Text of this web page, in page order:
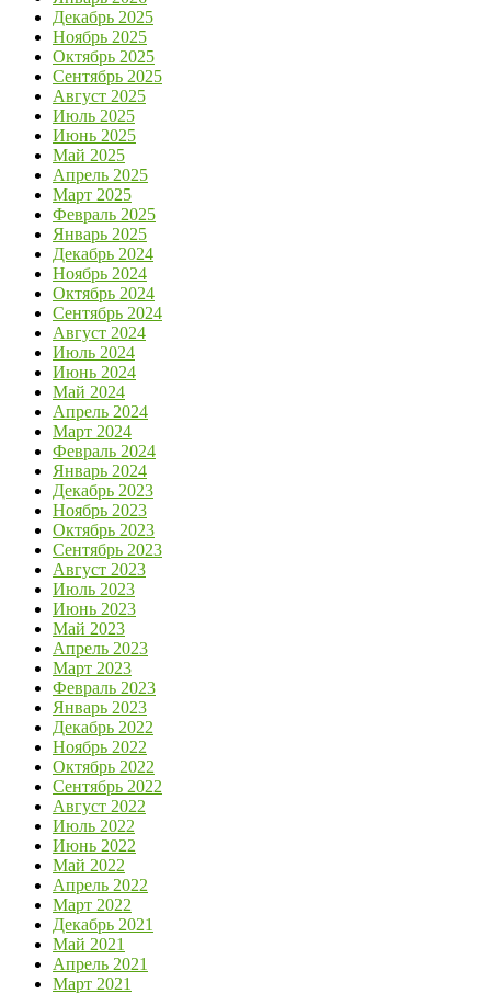
Декабрь 2025
Ноябрь 2025
Октябрь 2025
Сентябрь 2025
Август 2025
Июль 2025
Июнь 2025
Май 2025
Апрель 2025
Март 2025
Февраль 2025
Январь 2025
Декабрь 2024
Ноябрь 2024
Октябрь 2024
Сентябрь 2024
Август 2024
Июль 2024
Июнь 2024
Май 2024
Апрель 2024
Март 2024
Февраль 2024
Январь 2024
Декабрь 2023
Ноябрь 2023
Октябрь 2023
Сентябрь 2023
Август 2023
Июль 2023
Июнь 2023
Май 2023
Апрель 2023
Март 2023
Февраль 2023
Январь 2023
Декабрь 2022
Ноябрь 2022
Октябрь 2022
Сентябрь 2022
Август 2022
Июль 2022
Июнь 2022
Май 2022
Апрель 2022
Март 2022
Декабрь 2021
Май 2021
Апрель 2021
Март 2021